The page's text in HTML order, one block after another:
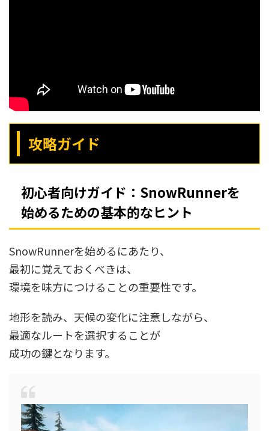
攻略ガイド
初心者向けガイド：SnowRunnerを
始めるための基本的なヒント
SnowRunnerを始めるにあたり、
最初に覚えておくべきは、
環境を味方につけることの重要性です。
地形を読み、天候の変化に注意しながら、
最適なルートを選択することが
成功の鍵となります。